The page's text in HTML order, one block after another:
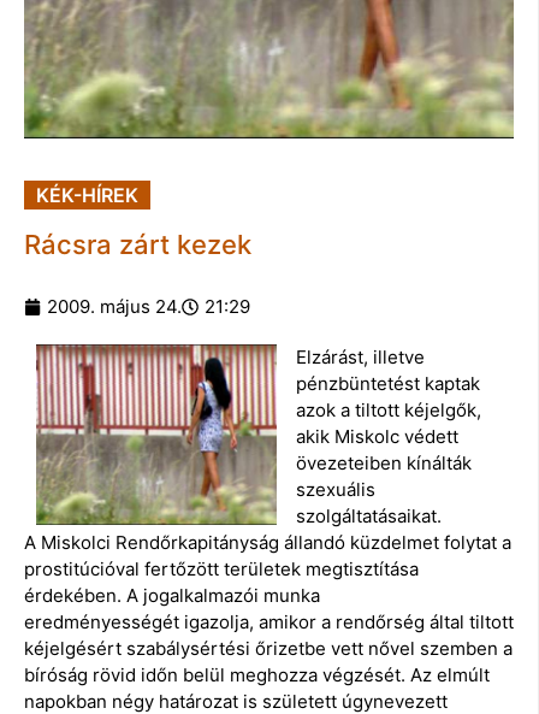
KÉK-HÍREK
Rácsra zárt kezek
2009. május 24. 21:29
Elzárást, illetve
pénzbüntetést kaptak
azok a tiltott kéjelgők,
akik Miskolc védett
övezeteiben kínálták
szexuális
szolgáltatásaikat.
A Miskolci Rendőrkapitányság állandó küzdelmet folytat a
prostitúcióval fertőzött területek megtisztítása
érdekében. A jogalkalmazói munka
eredményességét igazolja, amikor a rendőrség által tiltott
kéjelgésért szabálysértési őrizetbe vett nővel szemben a
bíróság rövid időn belül meghozza végzését. Az elmúlt
napokban négy határozat is született úgynevezett